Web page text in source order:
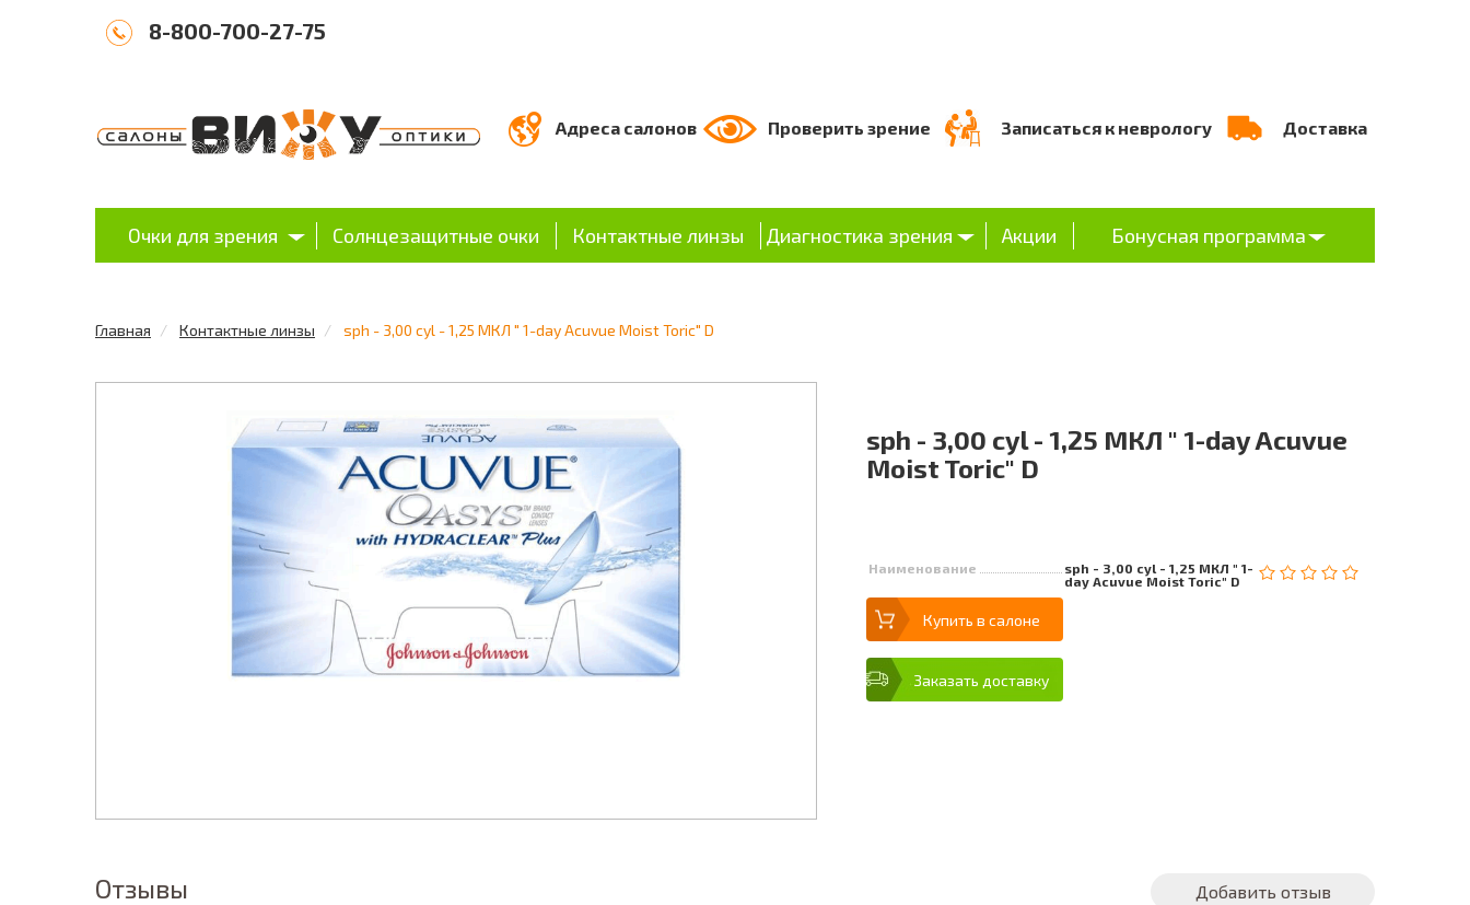
8-800-700-27-75
Адреса салонов Проверить зрение Записаться к неврологу Доставка
Очки для зрения Солнцезащитные очки Контактные линзы Диагностика зрения Акции Бонусная программа
Главная Контактные линзы sph - 3,00 cyl - 1,25 МКЛ " 1-day Acuvue Moist Toric" D
sph - 3,00 cyl - 1,25 МКЛ " 1-day Acuvue
Moist Toric" D
Наименование
sph - 3,00 cyl - 1,25 МКЛ " 1-
day Acuvue Moist Toric" D
Купить в салоне
Заказать доставку
Отзывы Добавить отзыв